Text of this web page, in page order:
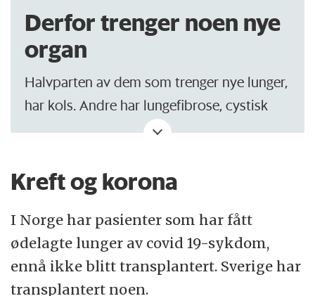
Derfor trenger noen nye
organ
Halvparten av dem som trenger nye lunger,
har kols. Andre har lungefibrose, cystisk
fibrose, høyt blodtrykk i lungekarene eller
Mens pasientene venter i kø, lever de
forskjellige liv. Noen klarer å være i jobb,
andre må ha surstoff i nesen, mens noen er
innlagt, kanskje til og med på respirator.
Kreft og korona
I Norge har pasienter som har fått
ødelagte lunger av covid 19-sykdom,
ennå ikke blitt transplantert. Sverige har
transplantert noen.